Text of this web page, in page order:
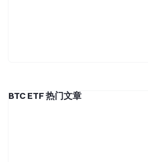
BTC ETF 热门文章